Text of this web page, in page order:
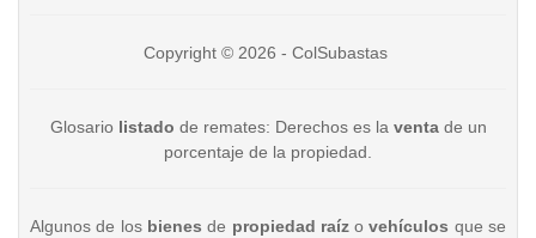
Copyright © 2026 - ColSubastas
Glosario listado de remates: Derechos es la ventade un
porcentaje de la propiedad.
Algunos de los bienesde propiedad raízo vehículos que se